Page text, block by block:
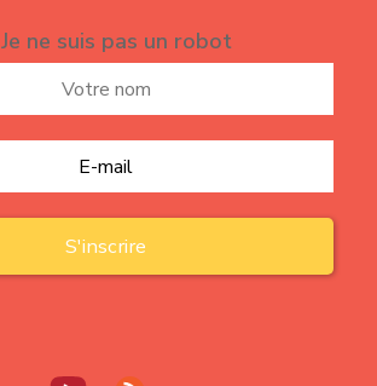
Je ne suis pas un robot